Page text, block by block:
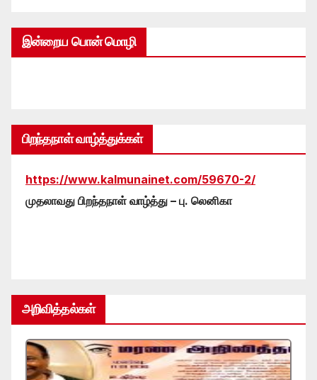
இன்றைய பொன் மொழி
பிறந்தநாள் வாழ்த்துக்கள்
https://www.kalmunainet.com/59670-2/
முதலாவது பிறந்தநாள் வாழ்த்து – பு. லெனிகா
அறிவித்தல்கள்